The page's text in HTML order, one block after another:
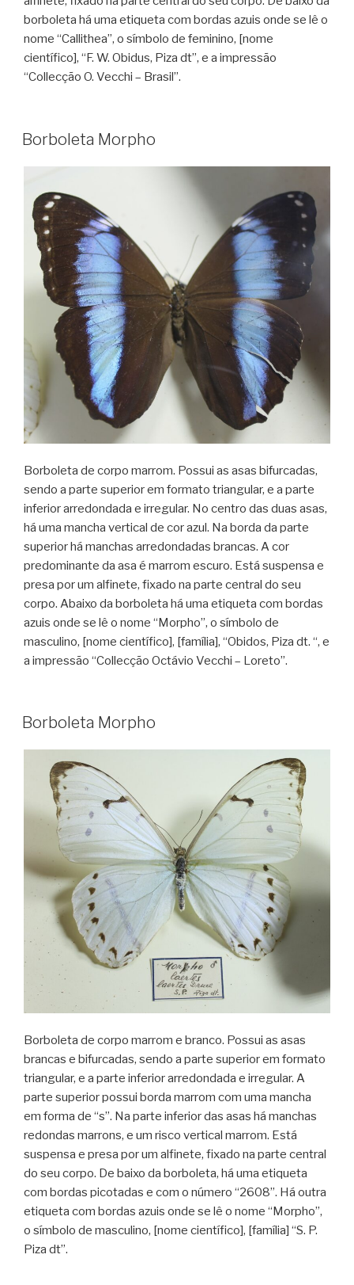
borboleta há uma etiqueta com bordas azuis onde se lê o
nome “Callithea”, o símbolo de feminino, [nome
científico], “F. W. Obidus, Piza dt”, e a impressão
“Collecção O. Vecchi – Brasil”.
Borboleta Morpho
Borboleta de corpo marrom. Possui as asas bifurcadas,
sendo a parte superior em formato triangular, e a parte
inferior arredondada e irregular. No centro das duas asas,
há uma mancha vertical de cor azul. Na borda da parte
superior há manchas arredondadas brancas. A cor
predominante da asa é marrom escuro. Está suspensa e
presa por um alfinete, fixado na parte central do seu
corpo. Abaixo da borboleta há uma etiqueta com bordas
azuis onde se lê o nome “Morpho”, o símbolo de
masculino, [nome científico], [família], “Obidos, Piza dt. “, e
a impressão “Collecção Octávio Vecchi – Loreto”.
Borboleta Morpho
Borboleta de corpo marrom e branco. Possui as asas
brancas e bifurcadas, sendo a parte superior em formato
triangular, e a parte inferior arredondada e irregular. A
parte superior possui borda marrom com uma mancha
em forma de “s”. Na parte inferior das asas há manchas
redondas marrons, e um risco vertical marrom. Está
suspensa e presa por um alfinete, fixado na parte central
do seu corpo. De baixo da borboleta, há uma etiqueta
com bordas picotadas e com o número “2608”. Há outra
etiqueta com bordas azuis onde se lê o nome “Morpho”,
o símbolo de masculino, [nome científico], [família] “S. P.
Piza dt”.